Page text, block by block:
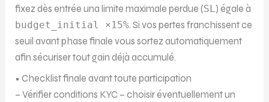
fixez dès entrée una limite maximale perdue (SL) égale à
budget_initial ×15%. Si vos pertes franchissent ce
seuil avant phase finale vous sortez automatiquement
afin sécuriser tout gain déjà accumulé.
• Checklist finale avant toute participation
– Vérifier conditions KYC – choisir éventuellement un